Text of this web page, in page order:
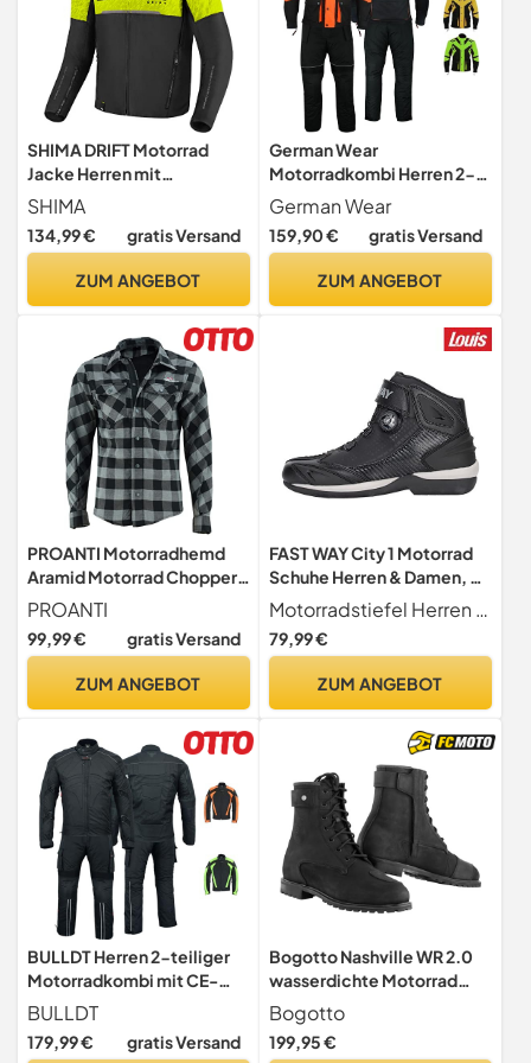
SHIMA DRIFT Motorrad
Jacke Herren mit
Protektoren AIRFORCE
Rückenprotektor
Motorradjacke Sommer
Textiljacke Schutzjacken
(Männer, Fluo, XXL)
SHIMA
134,99 € gratis Versand
ZUM ANGEBOT
German Wear
Motorradkombi Herren 2-
teiler mit Protektoren
Motorradanzug Textilien
Motorradjacke &
kleidung Orange - 60
German Wear
159,90 € gratis Versand
ZUM ANGEBOT
PROANTI Motorradhemd
Aramid Motorrad Chopper
Hemd Jacke mit
Protektoren
PROANTI
99,99 € gratis Versand
ZUM ANGEBOT
FAST WAY City 1 Motorrad
Schuhe Herren & Damen, CE
Zertifizierte
Motorradschuhe,
Motorradstiefel mit
Stiefel mit TPU
Schalthebelverstärkung,
Motorradstiefel Herren Motorradstiefel Damen Die Fastway City 1 sind Unisex Motorrad Stiefel und sind somit für jeden Motorradfahrer geeignet - nicht nur für das Motorrad, sonder auch für den Roller sind die Motorradsneaker passend
79,99 €
ZUM ANGEBOT
BULLDT Herren 2-teiliger
Motorradkombi mit CE-
Protektoren – Jacke &
Cargo Motorradhose, 4-
lagig, Winddicht,
BULLDT
179,99 € gratis Versand
Bogotto Nashville WR 2.0
wasserdichte Motorrad
Stiefel, schwarz, 40
Bogotto
199,95 €